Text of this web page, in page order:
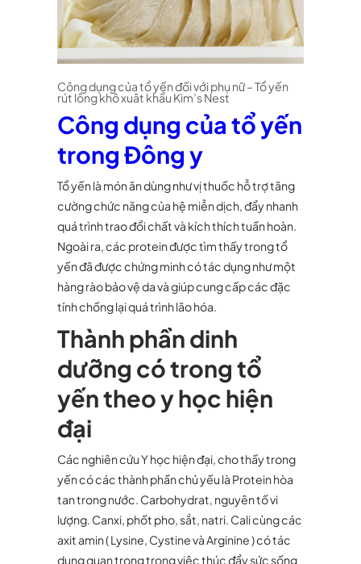
Công dụng của tổ yến đối với phụ nữ – Tổ yến
rút lông khô xuât khẩu Kim’s Nest
Công dụng của tổ yến
trong Đông y
Tổ yến là món ăn dùng như vị thuốc hỗ trợ tăng
cường chức năng của hệ miễn dịch, đẩy nhanh
quá trình trao đổi chất và kích thích tuần hoàn.
Ngoài ra, các protein được tìm thấy trong tổ
yến đã được chứng minh có tác dụng như một
hàng rào bảo vệ da và giúp cung cấp các đặc
tính chống lại quá trình lão hóa.
Thành phần dinh
dưỡng có trong tổ
yến theo y học hiện
đại
Các nghiên cứu Y học hiện đại, cho thấy trong
yến có các thành phần chủ yếu là Protein hòa
tan trong nước. Carbohydrat, nguyên tố vi
lượng. Canxi, phốt pho, sắt, natri. Cali cùng các
axit amin ( Lysine, Cystine và Arginine ) có tác
dụng quan trọng trong việc thúc đẩy sức sống